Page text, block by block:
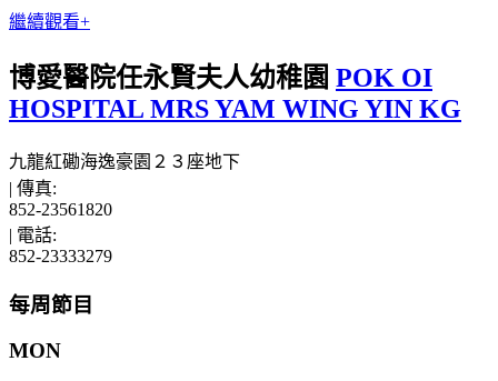
繼續觀看+
博愛醫院任永賢夫人幼稚園 POK OI
HOSPITAL MRS YAM WING YIN KG
九龍紅磡海逸豪園２３座地下
| 傳真:
852-23561820
| 電話:
852-23333279
每周節目
MON